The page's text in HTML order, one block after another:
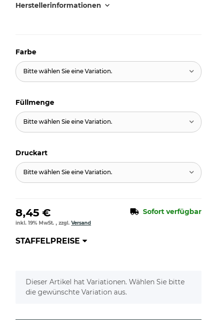
Herstellerinformationen
Farbe
Bitte wählen Sie eine Variation.
Füllmenge
Bitte wählen Sie eine Variation.
Druckart
Bitte wählen Sie eine Variation.
8,45 € Sofort verfügbar
inkl. 19% MwSt. , zzgl. Versand
STAFFELPREISE
x
Dieser Artikel hat Variationen. Wählen Sie bitte
die gewünschte Variation aus.